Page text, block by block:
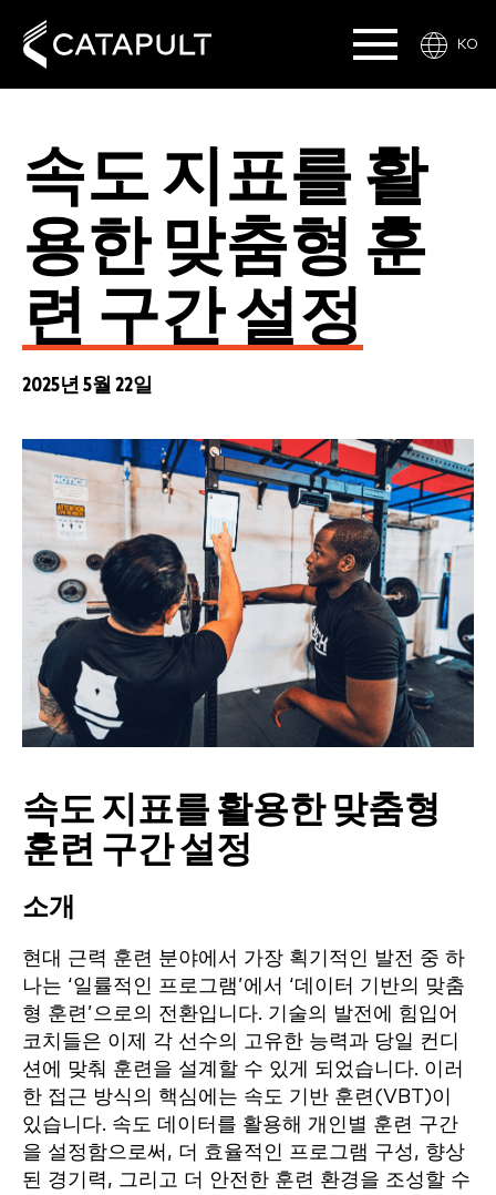
KO
속도 지표를 활
용한 맞춤형 훈
련 구간 설정
2025년 5월 22일
속도 지표를 활용한 맞춤형
훈련 구간 설정
소개
현대 근력 훈련 분야에서 가장 획기적인 발전 중 하
나는 ‘일률적인 프로그램’에서 ‘데이터 기반의 맞춤
형 훈련’으로의 전환입니다. 기술의 발전에 힘입어
코치들은 이제 각 선수의 고유한 능력과 당일 컨디
션에 맞춰 훈련을 설계할 수 있게 되었습니다. 이러
한 접근 방식의 핵심에는 속도 기반 훈련(VBT)이
있습니다. 속도 데이터를 활용해 개인별 훈련 구간
을 설정함으로써, 더 효율적인 프로그램 구성, 향상
된 경기력, 그리고 더 안전한 훈련 환경을 조성할 수